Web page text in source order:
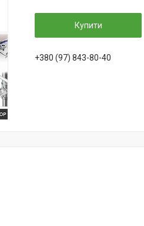
Купити
+380 (97) 843-80-40